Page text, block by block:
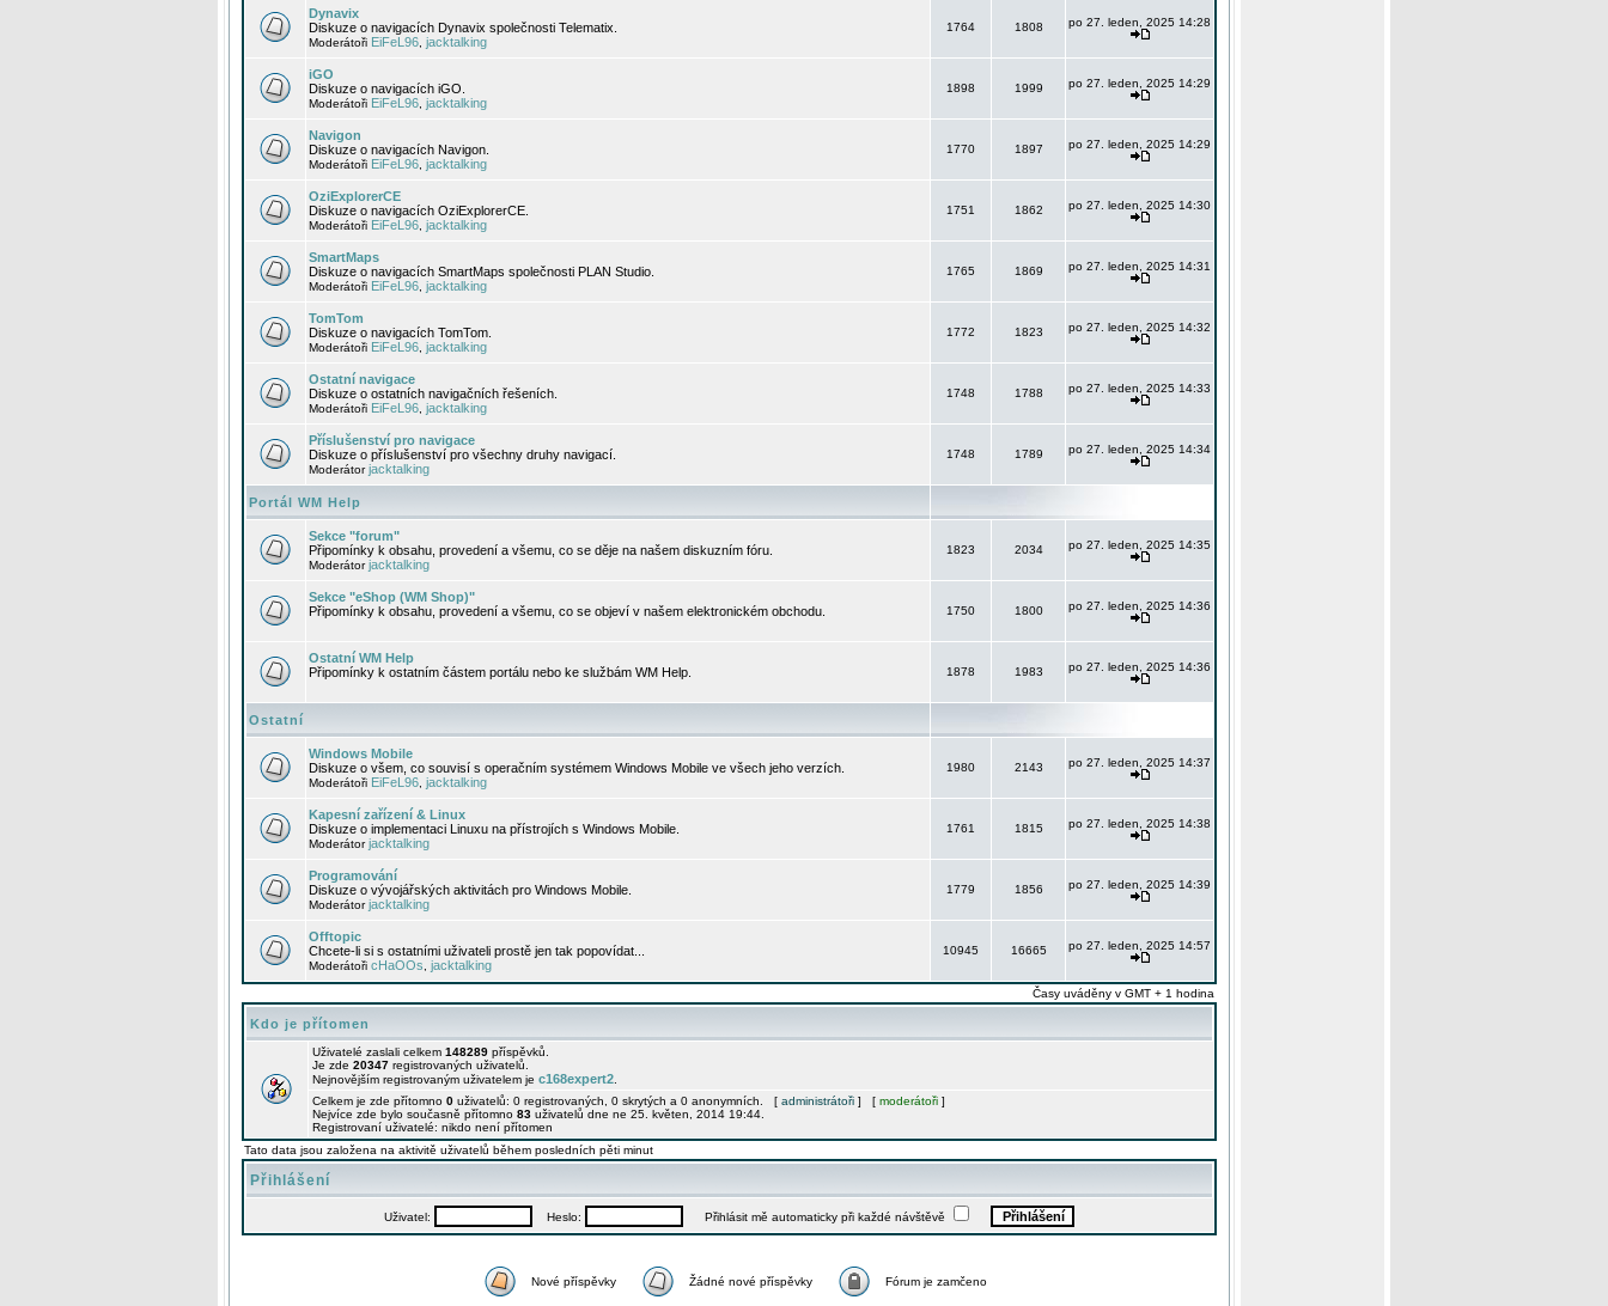
Dynavix
Diskuze o navigacích Dynavix společnosti Telematix.
Moderátoři EiFeL96 jacktalking
1764 1808 po 27. leden, 2025 14:28
iGO
Diskuze o navigacích iGO.
Moderátoři EiFeL96 jacktalking
1898 1999 po 27. leden, 2025 14:29
Navigon
Diskuze o navigacích Navigon.
Moderátoři EiFeL96 jacktalking
1770 1897 po 27. leden, 2025 14:29
OziExplorerCE
Diskuze o navigacích OziExplorerCE.
Moderátoři EiFeL96 jacktalking
1751 1862 po 27. leden, 2025 14:30
SmartMaps
Diskuze o navigacích SmartMaps společnosti PLAN Studio.
Moderátoři EiFeL96 jacktalking
1765 1869 po 27. leden, 2025 14:31
TomTom
Diskuze o navigacích TomTom.
Moderátoři EiFeL96 jacktalking
1772 1823 po 27. leden, 2025 14:32
Ostatní navigace
Diskuze o ostatních navigačních řešeních.
Moderátoři EiFeL96 jacktalking
1748 1788 po 27. leden, 2025 14:33
Příslušenství pro navigace
Diskuze o příslušenství pro všechny druhy navigací.
Moderátorjacktalking
1748 1789 po 27. leden, 2025 14:34
Portál WM Help
Sekce "forum"
Připomínky k obsahu, provedení a všemu, co se děje na našem diskuzním fóru.
Moderátorjacktalking
1823 2034 po 27. leden, 2025 14:35
Sekce "eShop (WM Shop)"
Připomínky k obsahu, provedení a všemu, co se objeví v našem elektronickém obchodu.
1750 1800 po 27. leden, 2025 14:36
Ostatní WM Help
Připomínky k ostatním částem portálu nebo ke službám WM Help.
1878 1983 po 27. leden, 2025 14:36
Ostatní
Windows Mobile
Diskuze o všem, co souvisí s operačním systémem Windows Mobile ve všech jeho verzích.
Moderátoři EiFeL96 jacktalking
1980 2143 po 27. leden, 2025 14:37
Kapesní zařízení & Linux
Diskuze o implementaci Linuxu na přístrojích s Windows Mobile.
Moderátorjacktalking
1761 1815 po 27. leden, 2025 14:38
Programování
Diskuze o vývojářských aktivitách pro Windows Mobile.
Moderátorjacktalking
1779 1856 po 27. leden, 2025 14:39
Offtopic
Chcete-li si s ostatními uživateli prostě jen tak popovídat...
Moderátoři cHaOOs jacktalking
10945 16665 po 27. leden, 2025 14:57
Časy uváděny v GMT + 1 hodina
Kdo je přítomen
Uživatelé zaslali celkem 148289 příspěvků.
Je zde 20347 registrovaných uživatelů.
Nejnovějším registrovaným uživatelem je c168expert2
Celkem je zde přítomno 0 uživatelů: 0 registrovaných, 0 skrytých a 0 anonymních. [ administrátoři ] [ moderátoři ]
Nejvíce zde bylo současně přítomno 83 uživatelů dne ne 25. květen, 2014 19:44.
Registrovaní uživatelé: nikdo není přítomen
Tato data jsou založena na aktivitě uživatelů během posledních pěti minut
Přihlášení
Uživatel: Heslo: Přihlásit mě automaticky při každé návštěvě
Nové příspěvky Žádné nové příspěvky Fórum je zamčeno